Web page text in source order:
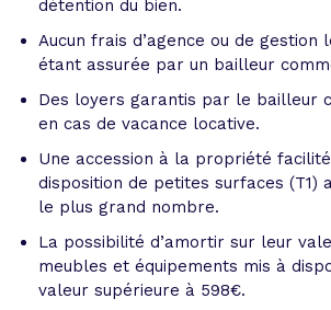
détention du bien.
Aucun frais d’agence ou de gestion
étant assurée par un bailleur
Des loyers garantis par le bailleur
en cas de vacance locative.
Une accession à la propriété
disposition de petites surfaces (T1)
le plus grand nombre.
La possibilité d’amortir sur leur
meubles et équipements mis à
valeur supérieure à 598€.